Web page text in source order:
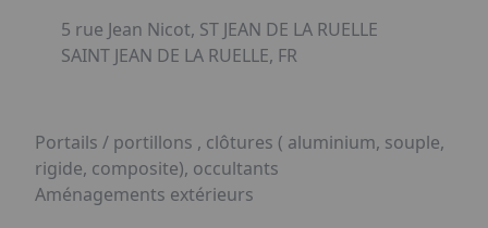
5 rue Jean Nicot, ST JEAN DE LA RUELLE
SAINT JEAN DE LA RUELLE, FR
Portails / portillons , clôtures ( aluminium, souple,
rigide, composite), occultants
Aménagements extérieurs